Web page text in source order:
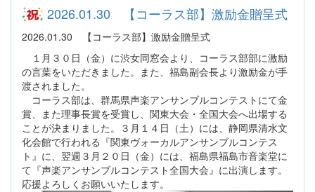
2026.01.30 【コーラス部】激励金贈呈式
2026.01.30 【コーラス部】激励金贈呈式
１月３０日（金）に渋女同窓会より、コーラス部部に激励
の言葉をいただきました。また、福島副会長より激励金が手
渡されました。
コーラス部は、群馬県声楽アンサンブルコンテストにて金
賞、また理事長賞を受賞し、関東大会・全国大会へ出場する
ことが決まりました。３月１４日（土）には、静岡県清水文
化会館で行われる『関東ヴォーカルアンサンブルコンテス
ト』に、翌週３月２０日（金）には、福島県福島市音楽堂に
て『声楽アンサンブルコンテスト全国大会』に出演します。
応援よろしくお願いいたします。